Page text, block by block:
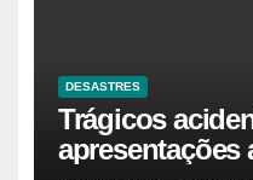
DESASTRES
Trágicos
apresentações